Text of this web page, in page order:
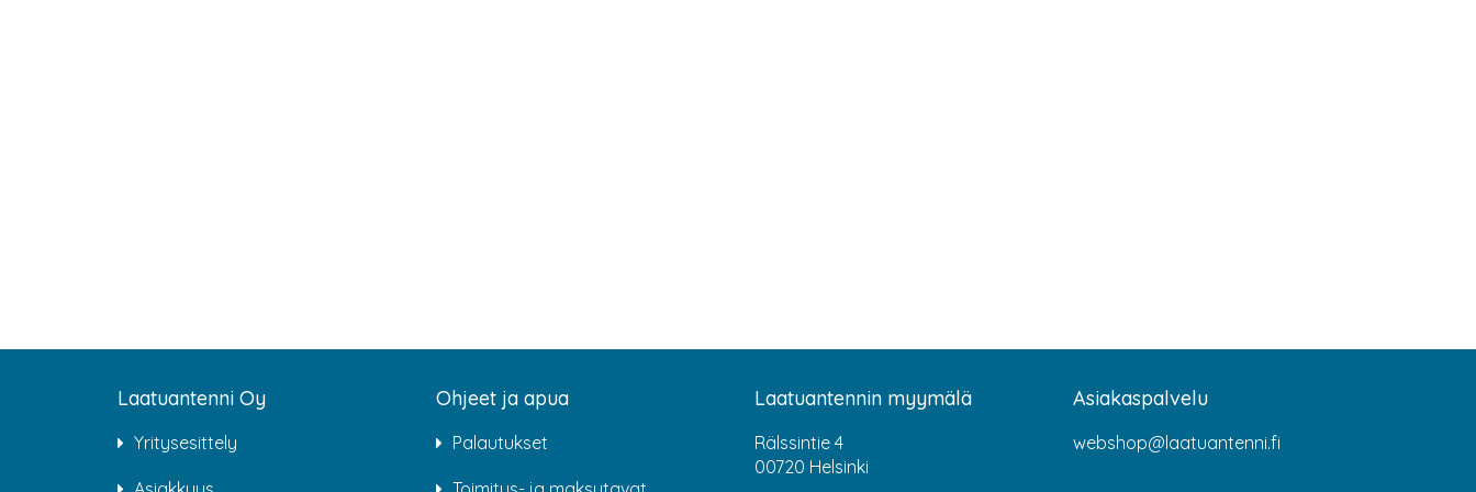
Laatuantenni Oy
Yritysesittely
Ohjeet ja apua
Palautukset
Laatuantennin myymälä
Rälssintie 4
00720 Helsinki
Asiakaspalvelu
webshop@laatuantenni.fi